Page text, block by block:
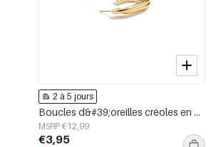
2 à 5 jours
Boucles d&#39;oreilles créoles en acier inoxydable, style simple et quotidien, collection de bijoux pour femmes
MSRP €12,99
€3,95